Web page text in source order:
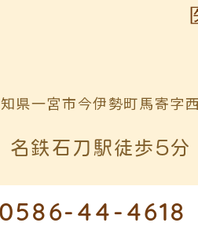
県一宮市今伊勢町馬寄字
名鉄石刀駅徒歩5分
0586-44-4618